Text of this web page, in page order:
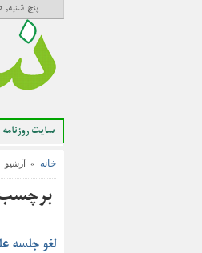
پنج شنبه, ۱۵ مرداد ۱۴۰۵
سایت روزنامه
خانه » آرشیو
برچسب
لغو جلسه